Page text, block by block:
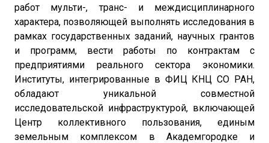
работ мульти-, транс- и междисциплинарного
характера, позволяющей выполнять исследования в
рамках государственных заданий, научных грантов
и программ, вести работы по контрактам с
предприятиями реального сектора экономики.
Институты, интегрированные в ФИЦ КНЦ СО РАН,
обладают уникальной совместной
исследовательской инфраструктурой, включающей
Центр коллективного пользования, единым
земельным комплексом в Академгородке и